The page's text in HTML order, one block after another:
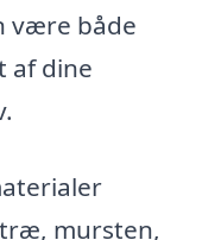
være både
af dine
mursten,